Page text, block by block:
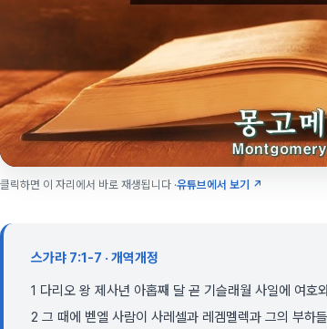
클릭하면 이 자리에서 바로 재생됩니다 ·유튜브에서 보기 ↗
스가랴 7:1-7 · 개역개정
1 다리오 왕 제사년 아홉째 달 곧 기슬래월 사일에 여호
2 그 때에 벧엘 사람이 사레셀과 레겜멜렉과 그의 부하